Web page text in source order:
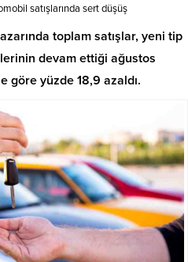
satışlarında sert düşüş
toplam satışlar, yeni tip
devam ettiği ağustos
göre yüzde 18,9 azaldı.